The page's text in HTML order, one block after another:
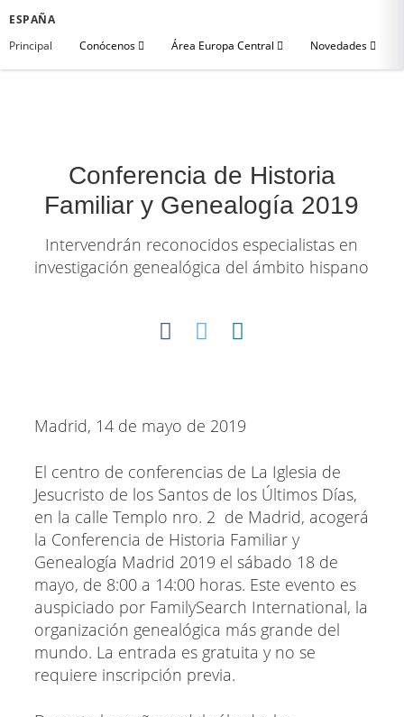
ESPAÑA
Principal
Conócenos Área Europa Central Novedades
Conferencia de Historia
Familiar y Genealogía 2019
Intervendrán reconocidos especialistas en
investigación genealógica del ámbito hispano
Madrid, 14 de mayo de 2019
El centro de conferencias de La Iglesia de
Jesucristo de los Santos de los Últimos Días,
en la calle Templo nro. 2 de Madrid, acogerá
la Conferencia de Historia Familiar y
Genealogía Madrid 2019 el sábado 18 de
mayo, de 8:00 a 14:00 horas. Este evento es
auspiciado por FamilySearch International, la
organización genealógica más grande del
mundo. La entrada es gratuita y no se
requiere inscripción previa.